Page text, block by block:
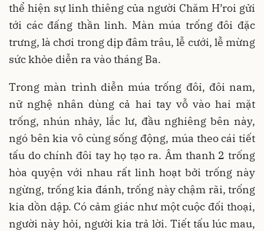
thể hiện sự linh thiêng của người Chăm H’roi gửi
tới các đấng thần linh. Màn múa trống đôi đặc
trưng, là chơi trong dịp đâm trâu, lễ cưới, lễ mừng
sức khỏe diễn ra vào tháng Ba.
Trong màn trình diễn múa trống đôi, đôi nam,
nữ nghệ nhân dùng cả hai tay vỗ vào hai mặt
trống, nhún nhảy, lắc lư, đầu nghiêng bên này,
ngó bên kia vô cùng sống động, múa theo cái tiết
tấu do chính đôi tay họ tạo ra. Âm thanh 2 trống
hòa quyện với nhau rất linh hoạt bởi trống này
ngừng, trống kia đánh, trống này chậm rãi, trống
kia dồn dập. Có cảm giác như một cuộc đối thoại,
người này hỏi, người kia trả lời. Tiết tấu lúc mau,